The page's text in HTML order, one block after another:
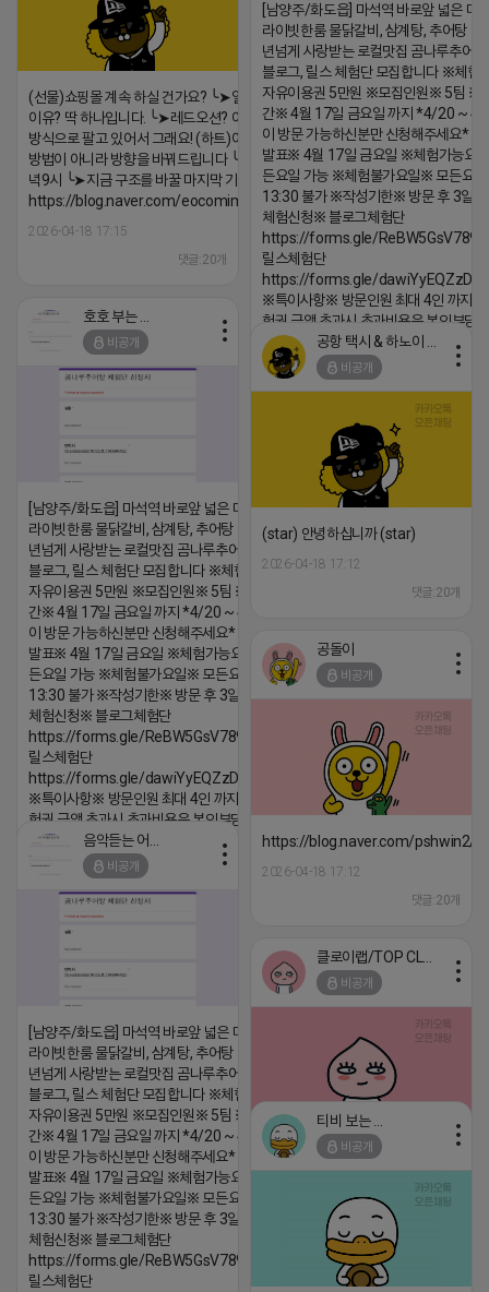
2026-04-18 17:23
[남양주/화도읍] 마석역 바로앞 넓은 매
라이빗한룸 물닭갈비, 삼계탕, 추어탕 맛
년넘게 사랑받는 로컬맛집 곰나루추어
블로그, 릴스 체험단 모집합니다 ※체험
자유이용권 5만원 ※모집인원※ 5팀 ※
간※ 4월 17일 금요일 까지 *4/20 ~ 4/
이 방문 가능하신분만 신청해주세요* ※
발표※ 4월 17일 금요일 ※체험가능요
든요일 가능 ※체험불가요일※ 모든요
13:30 불가 ※작성기한※ 방문 후 3일
체험신청※ 블로그체험단
https://forms.gle/
릴스체험단
https://forms.gle/
※특이사항※ 방문인원 최대 4인 까지
험권 금액 초과시 초과비용은 본인부담
2026-04-18 17:18
(선물)쇼핑몰 계속 하실 건가요? ╰➤열심히 해도 안되는
이유? 딱 하나입니다. ╰➤레드오션? 아니요! ╰➤모두 같은
방식으로 팔고 있어서 그래요! (하트)이번엔 다릅니다. ╰➤
방법이 아니라 방향을 바꿔드립니다 ╰➤4월 21일(화) 저
녁9시 ╰➤지금 구조를 바꿀 마지막 기회
https://blog.naver.com/eocomim/224250518436
2026-04-18 17:15
댓글:20개
비공개
[남양주/화도읍] 마석역 바로앞 넓은 매장과, 프
라이빗한룸 물닭갈비, 삼계탕, 추어탕 맛집 10
년넘게 사랑받는 로컬맛집 곰나루추어탕에서
블로그, 릴스 체험단 모집합니다 ※체험메뉴※
자유이용권 5만원 ※모집인원※ 5팀 ※모집기
간※ 4월 17일 금요일 까지 *4/20 ~ 4/26 사
이 방문 가능하신분만 신청해주세요* ※체험단
발표※ 4월 17일 금요일 ※체험가능요일※ 모
든요일 가능 ※체험불가요일※ 모든요일 12 ~
13:30 불가 ※작성기한※ 방문 후 3일 이내 ※
체험신청※ 블로그체험단
https://forms.gle/ReBW5GsV789ur2Pz6
릴스체험단
https://forms.gle/dawiYyEQZzDdqf8W8
※특이사항※ 방문인원 최대 4인 까지 가능 체
험권 금액 초과시 초과비용은 본인부담입니다.
2026-04-18 17:13
비공개
(star) 안녕하십니까 (star)
2026-04-18 17:12
댓글:20개
공돌이
비공개
https://blog.naver.com/pshwin2/
2026-04-18 17:12
댓글:20개
비공개
[남양주/화도읍] 마석역 바로앞 넓은 매장과, 프
라이빗한룸 물닭갈비, 삼계탕, 추어탕 맛집 10
년넘게 사랑받는 로컬맛집 곰나루추어탕에서
블로그, 릴스 체험단 모집합니다 ※체험메뉴※
자유이용권 5만원 ※모집인원※ 5팀 ※모집기
간※ 4월 17일 금요일 까지 *4/20 ~ 4/26 사
이 방문 가능하신분만 신청해주세요* ※체험단
발표※ 4월 17일 금요일 ※체험가능요일※ 모
든요일 가능 ※체험불가요일※ 모든요일 12 ~
13:30 불가 ※작성기한※ 방문 후 3일 이내 ※
체험신청※ 블로그체험단
https://forms.gle/ReBW5GsV789ur2Pz6
릴스체험단
비공개
2026-04-18 17:05
비공개